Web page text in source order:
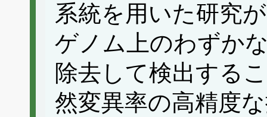
系統を用いた研究
ゲノム上のわずか
除去して検出する
然変異率の高精度